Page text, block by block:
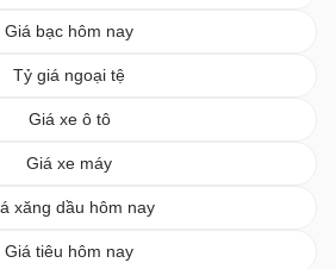
Giá bạc hôm nay
Tỷ giá ngoại tệ
Giá xe ô tô
Giá xe máy
xăng dầu hôm nay
Giá tiêu hôm nay